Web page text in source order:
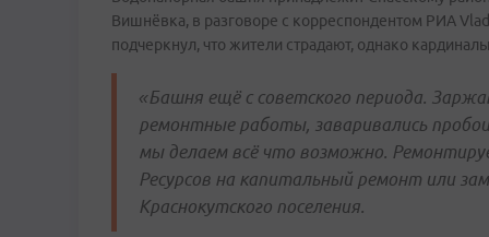
Вишнёвка, в разговоре с корреспондентом РИА
подчеркнул, что жители страдают, однако
«Башня ещё с советского периода.
ремонтные работы, заваривались
мы делаем всё что возможно.
Ресурсов на капитальный ремонт или
Краснокутского поселения.